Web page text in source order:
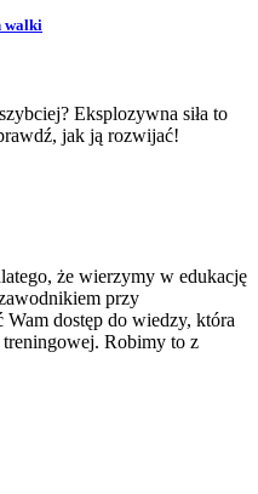
walki
Eksplozywna siła to
jak ją rozwijać!
że wierzymy w edukację
przy
dostęp do wiedzy, która
treningowej. Robimy to z